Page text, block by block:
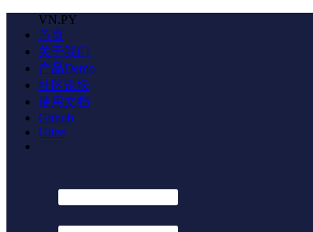
VN.PY
首页
关于我们
产品Demo
社区论坛
使用文档
Github
Gitee